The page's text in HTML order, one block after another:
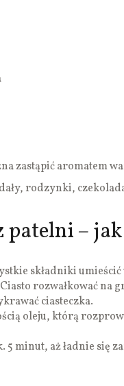
zastąpić aromatem
rodzynki,
–
składniki umieścić
rozwałkować na
ciasteczka.
oleju, którą
5 minut, aż ładnie się